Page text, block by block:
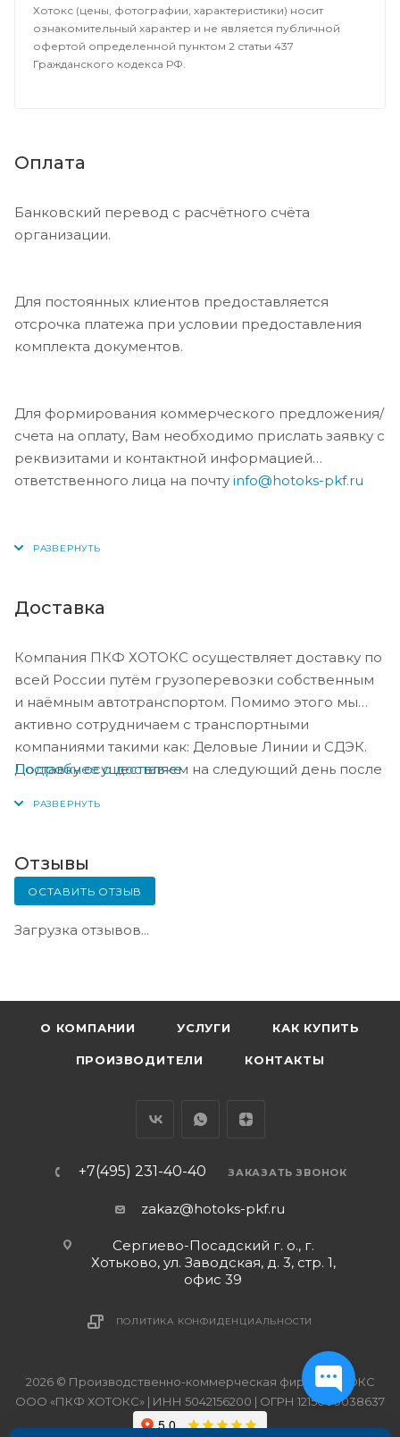
Хотокс (цены, фотографии, характеристики) носит
ознакомительный характер и не является публичной
офертой определенной пунктом 2 статьи 437
Гражданского кодекса РФ.
Оплата
Банковский перевод с расчётного счёта
организации.
Для постоянных клиентов предоставляется
отсрочка платежа при условии предоставления
комплекта документов.
Для формирования коммерческого предложения/
счета на оплату, Вам необходимо прислать заявку с
реквизитами и контактной информацией
ответственного лица на почту info@hotoks-pkf.ru
Доставка
Компания ПКФ ХОТОКС осуществляет доставку по
всей России путём грузоперевозки собственным
и наёмным автотранспортом. Помимо этого мы
активно сотрудничаем с транспортными
компаниями такими как: Деловые Линии и СДЭК.
Доставку осуществляем на следующий день после
Подробнее о доставке
Отзывы
ОСТАВИТЬ ОТЗЫВ
Загрузка отзывов...
О КОМПАНИИ УСЛУГИ КАК КУПИТЬ
ПРОИЗВОДИТЕЛИ КОНТАКТЫ
+7(495) 231-40-40 ЗАКАЗАТЬ ЗВОНОК
zakaz@hotoks-pkf.ru
Сергиево-Посадский г. о., г.
Хотьково, ул. Заводская, д. 3, стр. 1,
офис 39
ПОЛИТИКА КОНФИДЕНЦИАЛЬНОСТИ
2026 © Производственно-коммерческая фирма ХОТОКС
ООО «ПКФ ХОТОКС» | ИНН 5042156200 | ОГРН 1215000038637